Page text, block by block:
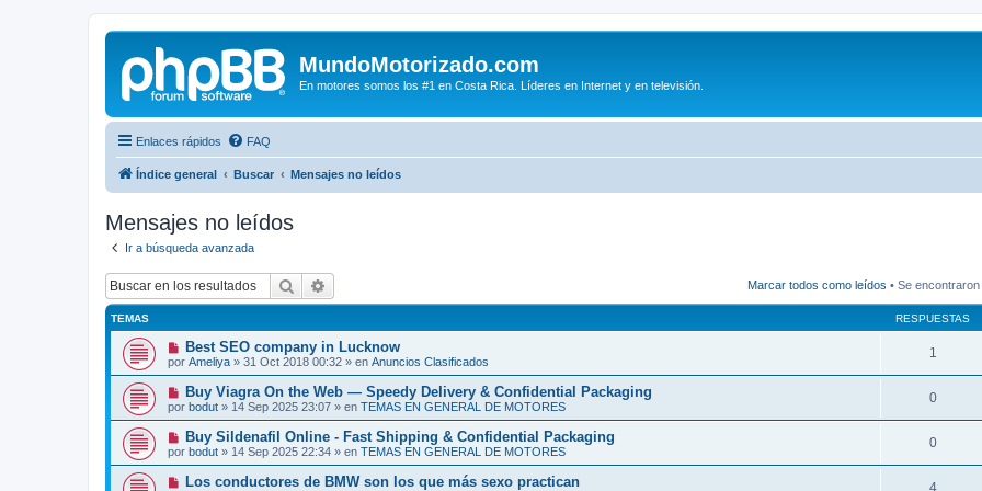
MundoMotorizado.com
En motores somos los #1 en Costa Rica. Líderes en Internet y en televisión.
Enlaces rápidos FAQ
Índice general Buscar Mensajes no leídos
Mensajes no leídos
Ir a búsqueda avanzada
Buscar Marcar todos como leídos • Se
TEMAS RESPUESTAS
N
u
e
v
o
m
e
s
a
Best SEO company in Lucknow
por Ameliya » 31 Oct 2018 00:32 » en Anuncios Clasificados
1
N
u
e
v
o
m
e
Buy Viagra On the Web — Speedy Delivery & Confidential Packaging
por bodut » 14 Sep 2025 23:07 » en TEMAS EN GENERAL DE MOTORES
0
N
u
e
v
o
Buy Sildenafil Online - Fast Shipping & Confidential Packaging
por bodut » 14 Sep 2025 22:34 » en TEMAS EN GENERAL DE MOTORES
0
NLos conductores de BMW son los que más sexo practican 4